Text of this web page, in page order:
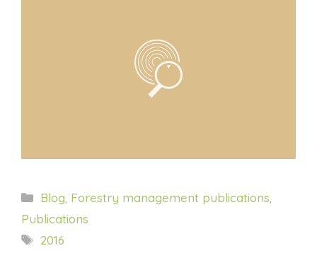
Categorías
Blog Forestry management publications
Publications
Etiquetas
2016